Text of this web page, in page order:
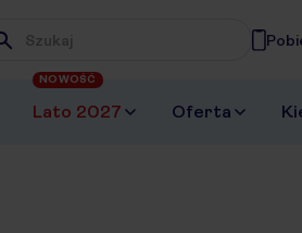
Wpisz frazę, której szukasz
Lato 2027
NOWOŚĆ
Oferta